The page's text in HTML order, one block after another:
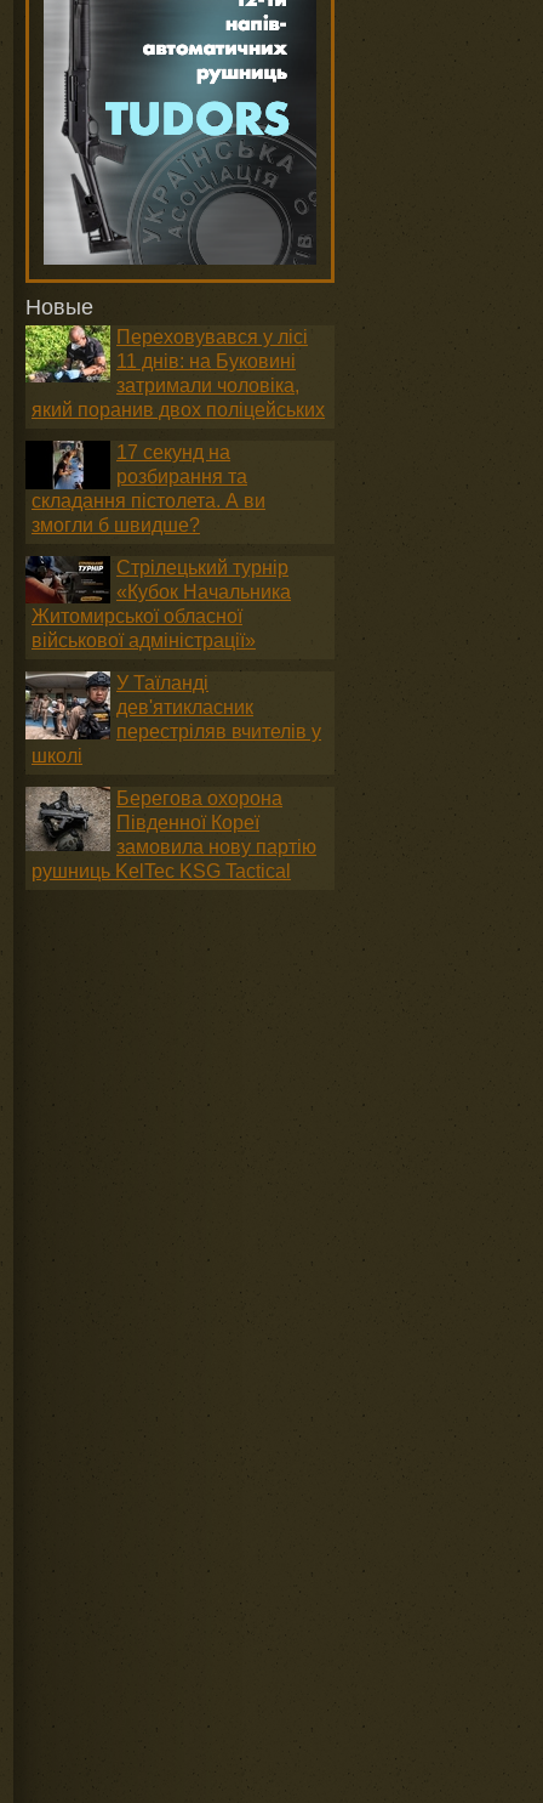
Новые
Переховувався у лісі
11 днів: на Буковині
затримали чоловіка,
який поранив двох поліцейських
17 секунд на
розбирання та
складання пістолета. А ви
змогли б швидше?
Стрілецький турнір
«Кубок Начальника
Житомирської обласної
військової адміністрації»
У Таїланді
дев'ятикласник
перестріляв вчителів у
школі
Берегова охорона
Південної Кореї
замовила нову партію
рушниць KelTec KSG Tactical